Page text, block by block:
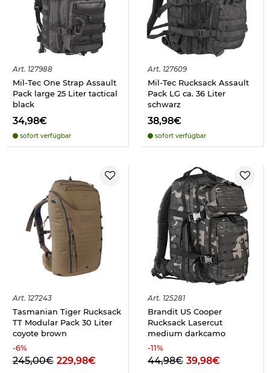
Art. 127988
Mil-Tec One Strap Assault
Pack large 25 Liter tactical
black
34,98€
sofort verfügbar
Art. 127609
Mil-Tec Rucksack Assault
Pack LG ca. 36 Liter
schwarz
38,98€
sofort verfügbar
Art. 127243
Tasmanian Tiger Rucksack
TT Modular Pack 30 Liter
coyote brown
-6%
245,00€ 229,98€
Art. 125281
Brandit US Cooper
Rucksack Lasercut
medium darkcamo
-11%
44,98€ 39,98€